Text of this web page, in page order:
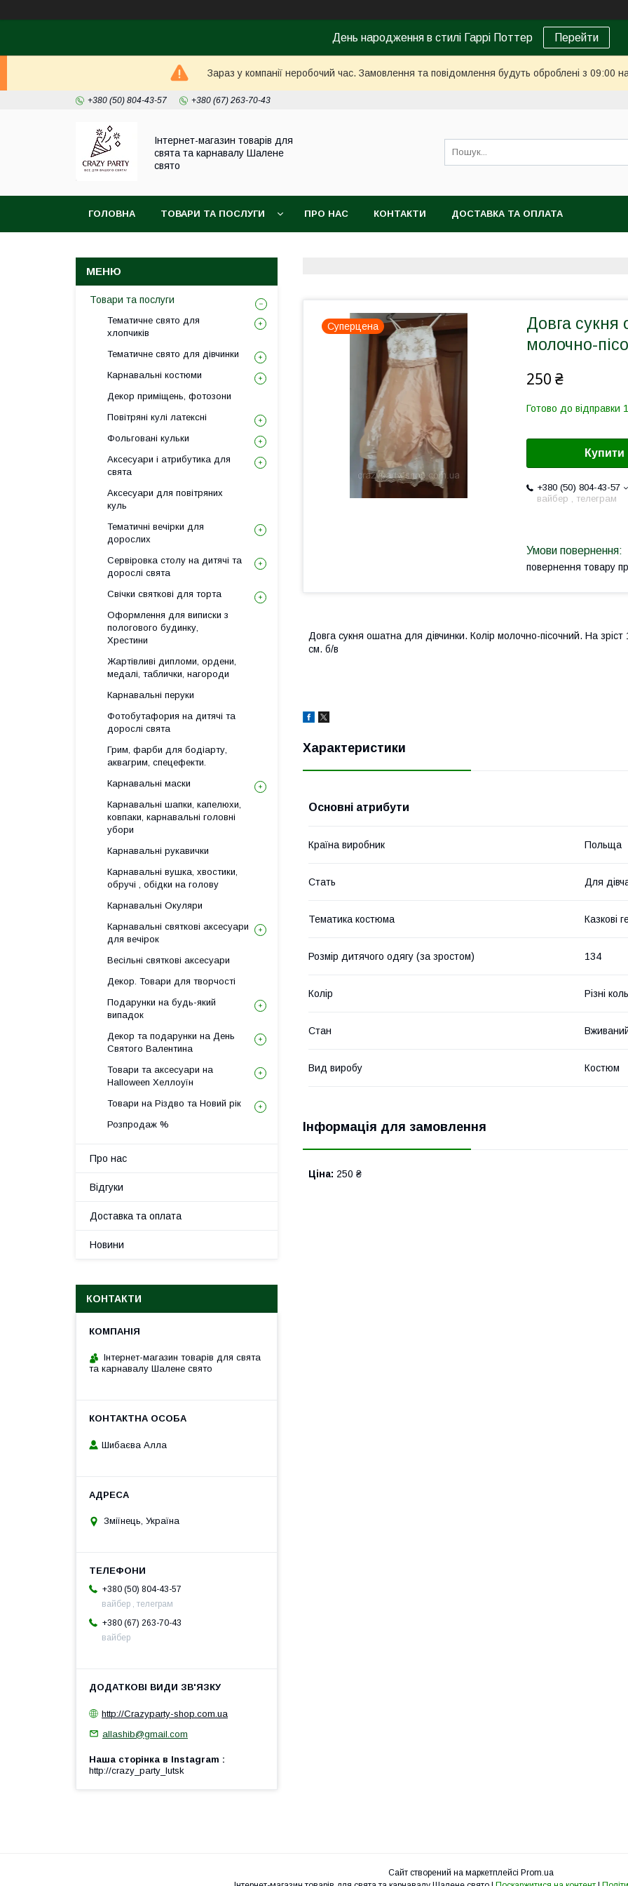
День народження в стилі Гаррі Поттер Перейти
Зараз у компанії неробочий час. Замовлення та повідомлення будуть оброблені з 09:00
+380 (50) 804-43-57 +380 (67) 263-70-43
Інтернет-магазин товарів для
свята та карнавалу Шалене
свято
ГОЛОВНА ТОВАРИ ТА ПОСЛУГИ ПРО НАС КОНТАКТИ ДОСТАВКА ТА ОПЛАТА
Суперцена
Довга сукня
молочно-
250 ₴
Готово до відправки
Купити
+380 (50) 804-43-57
вайбер , телеграм
повернення товару
Довга сукня ошатна для дівчинки. Колір молочно-пісочний. На
см. б/в
Характеристики
Основні атрибути
Країна виробник Польща
Стать Для
Тематика костюма Казкові
Розмір дитячого одягу (за зростом) 134
Колір Різні
Стан
Вид виробу Костюм
Інформація для замовлення
Ціна: 250 ₴
Товари та послуги
Тематичне свято для
хлопчиків
Тематичне свято для дівчинки
Карнавальні костюми
Декор приміщень, фотозони
Повітряні кулі латексні
Фольговані кульки
Аксесуари і атрибутика для
свята
Аксесуари для повітряних
куль
Тематичні вечірки для
дорослих
Сервіровка столу на дитячі та
дорослі свята
Свічки святкові для торта
Оформлення для виписки з
пологового будинку,
Хрестини
Жартівливі дипломи, ордени,
медалі, таблички, нагороди
Карнавальні перуки
Фотобутафория на дитячі та
дорослі свята
Грим, фарби для бодіарту,
аквагрим, спецефекти.
Карнавальні маски
Карнавальні шапки, капелюхи,
ковпаки, карнавальні головні
убори
Карнавальні рукавички
Карнавальні вушка, хвостики,
обручі , обідки на голову
Карнавальні Окуляри
Карнавальні святкові аксесуари
для вечірок
Весільні святкові аксесуари
Декор. Товари для творчості
Подарунки на будь-який
випадок
Декор та подарунки на День
Святого Валентина
Товари та аксесуари на
Halloween Хеллоуїн
Товари на Різдво та Новий рік
Розпродаж %
Про нас
Відгуки
Доставка та оплата
Новини
КОНТАКТИ
Інтернет-магазин товарів для свята
та карнавалу Шалене свято
Шибаєва Алла
Зміїнець, Україна
+380 (50) 804-43-57
вайбер , телеграм
+380 (67) 263-70-43
вайбер
http://Crazyparty-shop.com.ua
allashib@gmail.com
Наша сторінка в Instagram
http://crazy_party_lutsk
Сайт створений на маркетплейсі Prom.ua